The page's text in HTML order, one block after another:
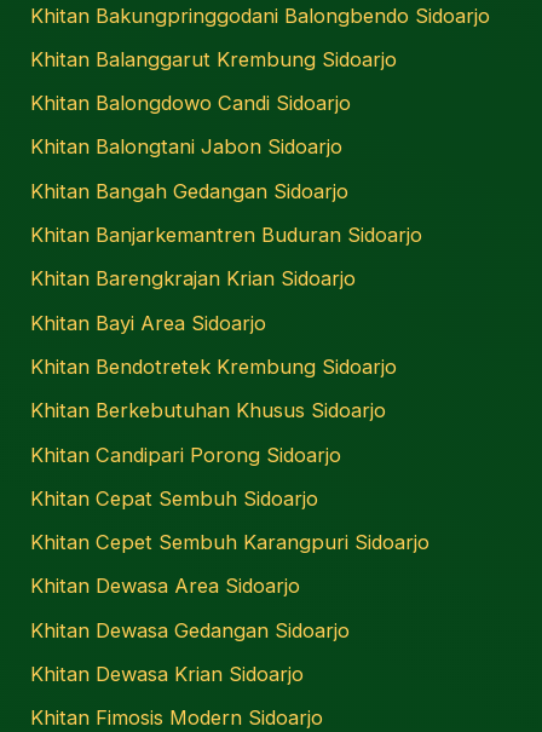
Khitan Bakungpringgodani Balongbendo Sidoarjo
Khitan Balanggarut Krembung Sidoarjo
Khitan Balongdowo Candi Sidoarjo
Khitan Balongtani Jabon Sidoarjo
Khitan Bangah Gedangan Sidoarjo
Khitan Banjarkemantren Buduran Sidoarjo
Khitan Barengkrajan Krian Sidoarjo
Khitan Bayi Area Sidoarjo
Khitan Bendotretek Krembung Sidoarjo
Khitan Berkebutuhan Khusus Sidoarjo
Khitan Candipari Porong Sidoarjo
Khitan Cepat Sembuh Sidoarjo
Khitan Cepet Sembuh Karangpuri Sidoarjo
Khitan Dewasa Area Sidoarjo
Khitan Dewasa Gedangan Sidoarjo
Khitan Dewasa Krian Sidoarjo
Khitan Fimosis Modern Sidoarjo